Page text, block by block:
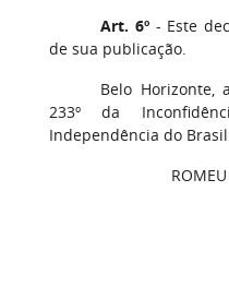
Art. 6º- Este
de sua publicação.
Belo Horizonte,
233º da
Independência do